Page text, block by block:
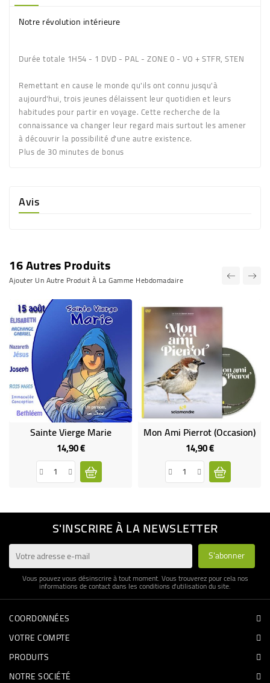
Notre révolution intérieure
Durée totale 1H54 - 1 DVD - PAL - ZONE 0 - VO + STFR, STEN
Remettant en cause le monde qu'ils ont connu jusqu'à
aujourd'hui, trois jeunes délaissent leur quotidien et leurs
habitudes pour partir en voyage. Cette recherche de la
connaissance va changer leur regard mais surtout les amener
à découvrir la possibilité d'une autre existence.
Plus de 30 minutes de bonus
Avis
16 Autres Produits
Ajouter Un Autre Produit À La Gamme Hebdomadaire
Sainte Vierge Marie
14,90 €Prix
Mon Ami Pierrot (occasion)
14,90 €Prix
S'INSCRIRE À LA NEWSLETTER
Vous pouvez vous désinscrire à tout moment. Vous trouverez pour cela nos
informations de contact dans les conditions d'utilisation du site.
COORDONNÉES
VOTRE COMPTE
PRODUITS
NOTRE SOCIÉTÉ